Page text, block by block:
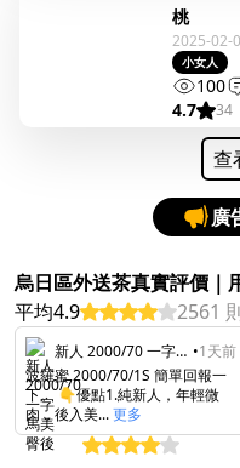
桃
2025-02-
小女人
100
4.7
34
查
廣
烏日區外送茶真實評價｜
平均4.9
2561
新人 2000/70 一字馬美臀後入，甜甜奶音中文通 波羅蜜 •1天前
波羅蜜 2000/70/1S 簡單回報一
下。 👇優點1.純新人，年輕微
肉，後入美...更多